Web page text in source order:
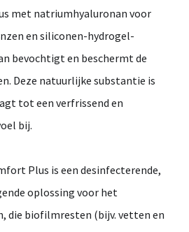
met natriumhyaluronan voor
en siliconen-hydrogel-
bevochtigt en beschermt de
Deze natuurlijke substantie is
tot een verfrissend en
bij.
Plus is een desinfecterende,
oplossing voor het
die biofilmresten (bijv. vetten en